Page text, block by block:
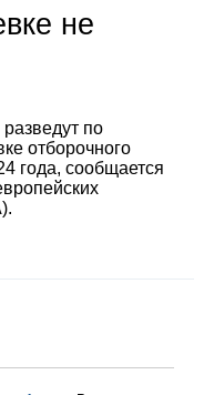
не
по
отборочного
года, сообщается